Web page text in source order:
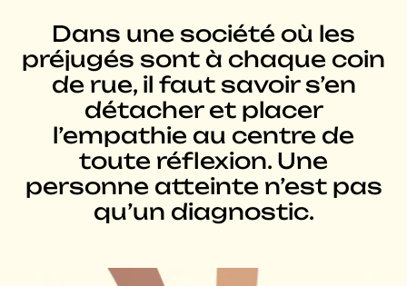
Dans une société où les
préjugés sont à chaque coin
de rue, il faut savoir s’en
détacher et placer
l’empathie au centre de
toute réflexion. Une
personne atteinte n’est pas
qu’un diagnostic.
Agrandir l'image